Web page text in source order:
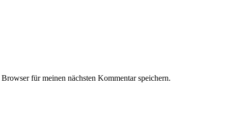
für meinen nächsten Kommentar speichern.